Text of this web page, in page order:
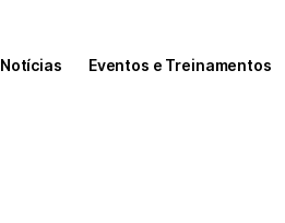
Notícias Eventos e Treinamentos